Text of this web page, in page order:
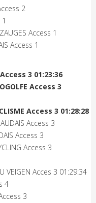
2
Access 1
Access 1
3 01:23:36
Access 3
Access 3 01:28:28
Access 3
Access 3
Access 3
VEIGEN Acces 3 01:29:34
4
3